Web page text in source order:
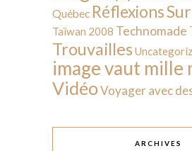
Québec Réflexions
Taïwan 2008 Technomade
Trouvailles
image vaut mille
VidéoVoyager avec
ARCHIVES